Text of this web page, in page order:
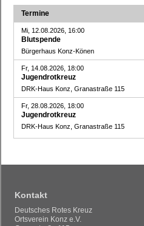
Termine
Mi, 12.08.2026, 16:00
Blutspende
Bürgerhaus Konz-Könen
Fr, 14.08.2026, 18:00
Jugendrotkreuz
DRK-Haus Konz, Granastraße 115
Fr, 28.08.2026, 18:00
Jugendrotkreuz
DRK-Haus Konz, Granastraße 115
Kontakt
Deutsches Rotes Kreuz
Ortsverein Konz e.V.